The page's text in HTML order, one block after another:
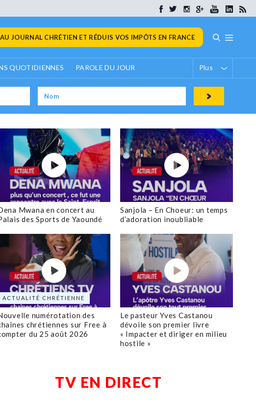
JOURNAL CHRÉTIEN ET RÉDUIS VOS IMPÔTS EN FRANCE
QUOTIDIENNES PAROLE DU JOUR Plus
Mwana en concert au
des Sports de Yaoundé
Sanjola – En Choeur: un temps
d’adoration inoubliable
ACTUALITÉ CHRÉTIENNE
numérotation des
chrétiennes sur Free à
du 25 août 2026
Le pasteur Yves Castanou
dévoile son premier livre
« Impacter et diriger en milieu
hostile »
TV EN DIRECT